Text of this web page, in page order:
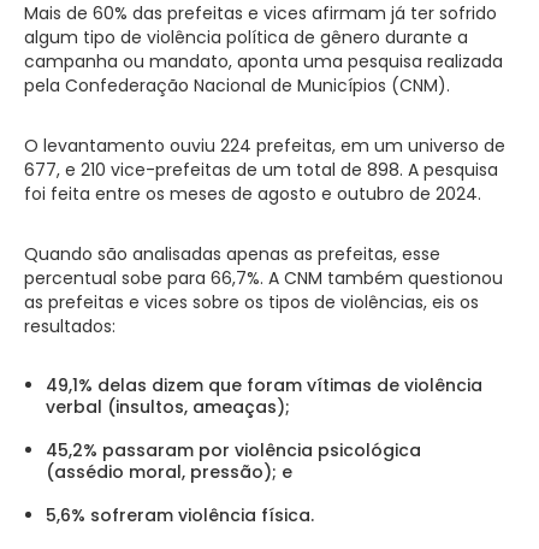
Mais de 60% das prefeitas e vices afirmam já ter sofrido
algum tipo de violência política de gênero durante a
campanha ou mandato, aponta uma pesquisa realizada
pela Confederação Nacional de Municípios (CNM).
O levantamento ouviu 224 prefeitas, em um universo de
677, e 210 vice-prefeitas de um total de 898. A pesquisa
foi feita entre os meses de agosto e outubro de 2024.
Quando são analisadas apenas as prefeitas, esse
percentual sobe para 66,7%. A CNM também questionou
as prefeitas e vices sobre os tipos de violências, eis os
resultados:
49,1% delas dizem que foram vítimas de violência
verbal (insultos, ameaças);
45,2% passaram por violência psicológica
(assédio moral, pressão); e
5,6% sofreram violência física.